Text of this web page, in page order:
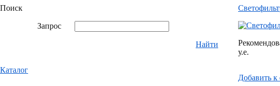
Поиск
Запрос
Найти
Каталог
у.е.
Добавить